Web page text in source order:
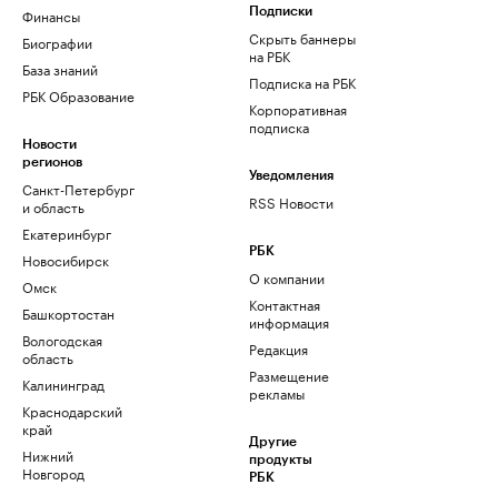
Финансы
Биографии
База знаний
РБК Образование
Новости
регионов
Санкт-Петербург
и область
Екатеринбург
Новосибирск
Омск
Башкортостан
Вологодская
область
Калининград
Краснодарский
край
Нижний
Новгород
Подписки
Скрыть баннеры
на РБК
Подписка на РБК
Корпоративная
подписка
Уведомления
RSS Новости
РБК
О компании
Контактная
информация
Редакция
Размещение
рекламы
Другие
продукты
РБК